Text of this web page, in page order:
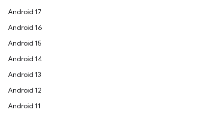
Android 17
Android 16
Android 15
Android 14
Android 13
Android 12
Android 11